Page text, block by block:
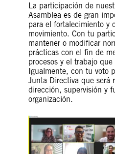
La participación de
Asamblea es de gran
para el fortalecimiento y
movimiento. Con tu
mantener o modificar
prácticas con el fin de
procesos y el trabajo que
Igualmente, con tu voto
Junta Directiva que será
dirección, supervisión y
organización.